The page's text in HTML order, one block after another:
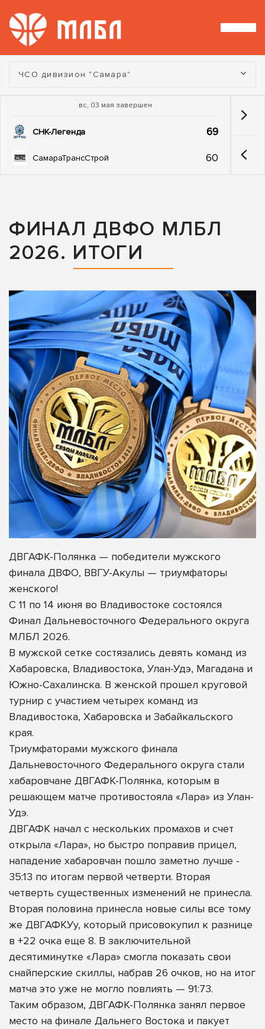
Турнир:
ЧСО дивизион "Самара"
вс, 03 мая завершен
СНК-Легенда 69
СамараТрансСтрой 60
ФИНАЛ ДВФО МЛБЛ
2026. ИТОГИ
ДВГАФК-Полянка — победители мужского
финала ДВФО, ВВГУ-Акулы — триумфаторы
женского!
С 11 по 14 июня во Владивостоке состоялся
Финал Дальневосточного Федерального округа
МЛБЛ 2026.
В мужской сетке состязались девять команд из
Хабаровска, Владивостока, Улан-Удэ, Магадана и
Южно-Сахалинска. В женской прошел круговой
турнир с участием четырех команд из
Владивостока, Хабаровска и Забайкальского
края.
Триумфаторами мужского финала
Дальневосточного Федерального округа стали
хабаровчане ДВГАФК-Полянка, которым в
решающем матче противостояла «Лара» из Улан-
Удэ.
ДВГАФК начал с нескольких промахов и счет
открыла «Лара», но быстро поправив прицел,
нападение хабаровчан пошло заметно лучше -
35:13 по итогам первой четверти. Вторая
четверть существенных изменений не принесла.
Вторая половина принесла новые силы все тому
же ДВГАФКУу, который присовокупил к разнице
в +22 очка еще 8. В заключительной
десятиминутке «Лара» смогла показать свои
снайперские скиллы, набрав 26 очков, но на итог
матча это уже не могло повлиять — 91:73.
Таким образом, ДВГАФК-Полянка занял первое
место на финале Дальнего Востока и пакует